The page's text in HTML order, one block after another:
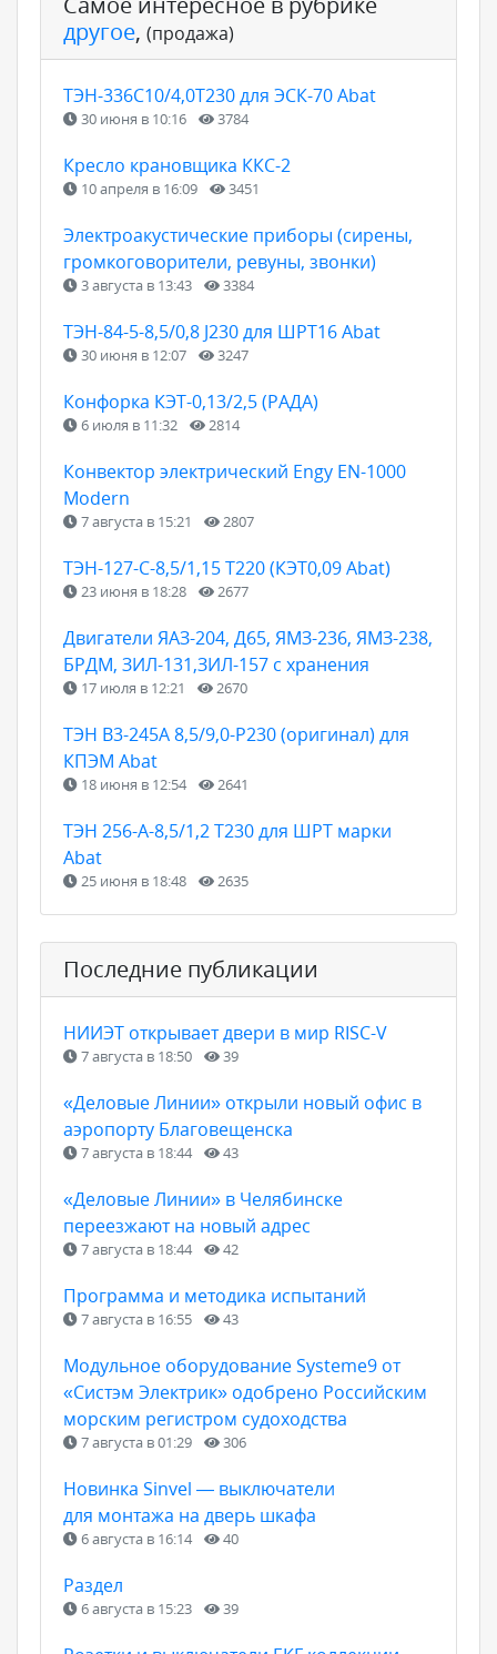
другое, (продажа)
ТЭН-336С10/4,0Т230 для ЭСК-70 Abat
30 июня в 10:16 3784
Кресло крановщика ККС-2
10 апреля в 16:09 3451
Электроакустические приборы (сирены,
громкоговорители, ревуны, звонки)
3 августа в 13:43 3384
ТЭН-84-5-8,5/0,8 J230 для ШРТ16 Abat
30 июня в 12:07 3247
Конфорка КЭТ-0,13/2,5 (РАДА)
6 июля в 11:32 2814
Конвектор электрический Engy EN-1000
Modern
7 августа в 15:21 2807
ТЭН-127-С-8,5/1,15 Т220 (КЭТ0,09 Abat)
23 июня в 18:28 2677
Двигатели ЯАЗ-204, Д65, ЯМЗ-236, ЯМЗ-238,
БРДМ, ЗИЛ-131,ЗИЛ-157 с хранения
17 июля в 12:21 2670
ТЭН B3-245A 8,5/9,0-P230 (оригинал) для
КПЭМ Abat
18 июня в 12:54 2641
ТЭН 256-А-8,5/1,2 Т230 для ШРТ марки
Abat
25 июня в 18:48 2635
Последние публикации
НИИЭТ открывает двери в мир RISC-V
7 августа в 18:50 39
«Деловые Линии» открыли новый офис в
аэропорту Благовещенска
7 августа в 18:44 43
«Деловые Линии» в Челябинске
переезжают на новый адрес
7 августа в 18:44 42
Программа и методика испытаний
7 августа в 16:55 43
Модульное оборудование Systeme9 от
«Систэм Электрик» одобрено Российским
морским регистром судоходства
7 августа в 01:29 306
Новинка Sinvel — выключатели
для монтажа на дверь шкафа
6 августа в 16:14 40
Раздел
6 августа в 15:23 39